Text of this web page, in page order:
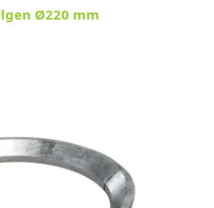
Ø220 mm